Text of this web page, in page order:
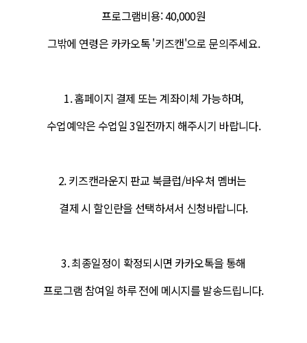
프로그램비용: 40,000원
그밖에 연령은 카카오톡 '키즈캔'으로 문의주세요.
1. 홈페이지 결제 또는 계좌이체 가능하며,
수업예약은 수업일 3일전까지 해주시기 바랍니다.
2. 키즈캔라운지 판교 북클럽/바우처 멤버는
결제 시 할인란을 선택하셔서 신청바랍니다.
3. 최종일정이 확정되시면 카카오톡을 통해
프로그램 참여일 하루 전에 메시지를 발송드립니다.